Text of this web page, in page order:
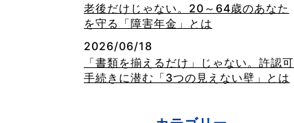
老後だけじゃない。20～64歳のあなた
を守る「障害年金」とは
2026/06/18
「書類を揃えるだけ」じゃない。許認可
手続きに潜む「3つの見えない壁」とは